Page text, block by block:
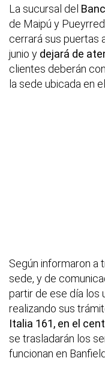
La sucursal del
de Maipú y
cerrará sus puertas
junio y dejará de
clientes deberán
la sede ubicada en
Según informaron a
sede, y de
partir de ese día los
realizando sus
Italia 161, en el
se trasladarán los
funcionan en